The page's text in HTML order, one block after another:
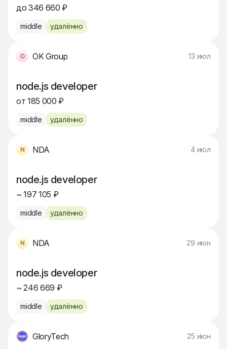
до 346 660 ₽
middle удалённо
OK Group 13 июл
node.js developer
от 185 000 ₽
middle удалённо
NDA 4 июл
node.js developer
~ 197 105 ₽
middle удалённо
NDA 29 июн
node.js developer
~ 246 669 ₽
middle удалённо
GloryTech 25 июн